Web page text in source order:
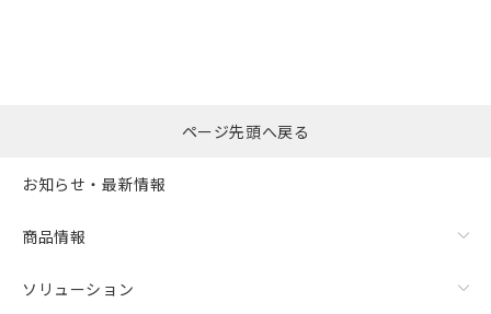
ページ先頭へ戻る
お知らせ・最新情報
商品情報
ソリューション